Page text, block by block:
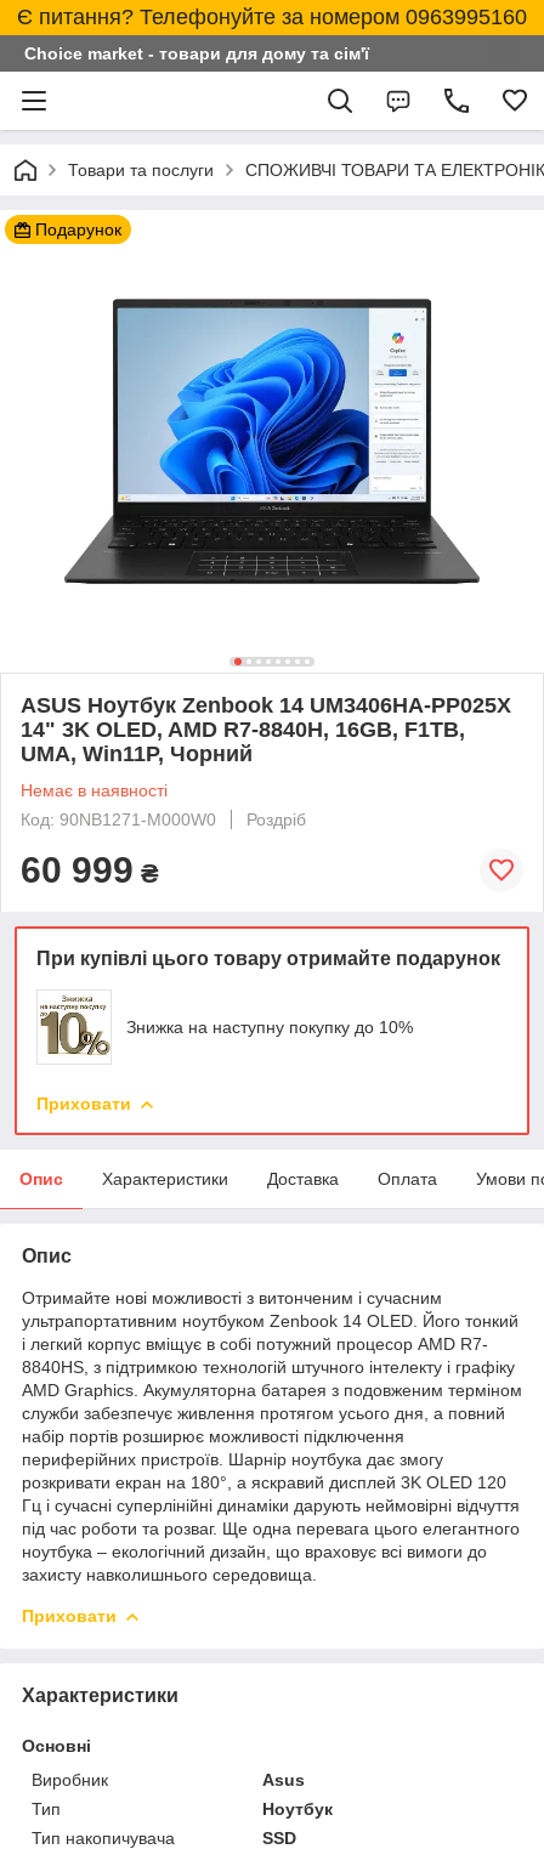
Є питання? Телефонуйте за номером 0963995160
Choice market - товари для дому та сім'ї
Товари та послуги СПОЖИВЧІ ТОВАРИ ТА
Подарунок
ASUS Ноутбук Zenbook 14 UM3406HA-PP025X
14" 3K OLED, AMD R7-8840H, 16GB, F1TB,
UMA, Win11P, Чорний
Немає в наявності
Код: 90NB1271-M000W0
Роздріб
60 999 ₴
При купівлі цього товару отримайте подарунок
Знижка на наступну покупку до 10%
Приховати
Опис Характеристики Доставка Оплата Умови
Опис
Отримайте нові можливості з витонченим і сучасним
ультрапортативним ноутбуком Zenbook 14 OLED. Його тонкий
і легкий корпус вміщує в собі потужний процесор AMD R7-
8840HS, з підтримкою технологій штучного інтелекту і графіку
AMD Graphics. Акумуляторна батарея з подовженим терміном
служби забезпечує живлення протягом усього дня, а повний
набір портів розширює можливості підключення
периферійних пристроїв. Шарнір ноутбука дає змогу
розкривати екран на 180°, а яскравий дисплей 3K OLED 120
Гц і сучасні суперлінійні динаміки дарують неймовірні відчуття
під час роботи та розваг. Ще одна перевага цього елегантного
ноутбука – екологічний дизайн, що враховує всі вимоги до
захисту навколишнього середовища.
Приховати
Характеристики
Основні
Виробник
Asus
Тип
Ноутбук
Тип накопичувача
SSD